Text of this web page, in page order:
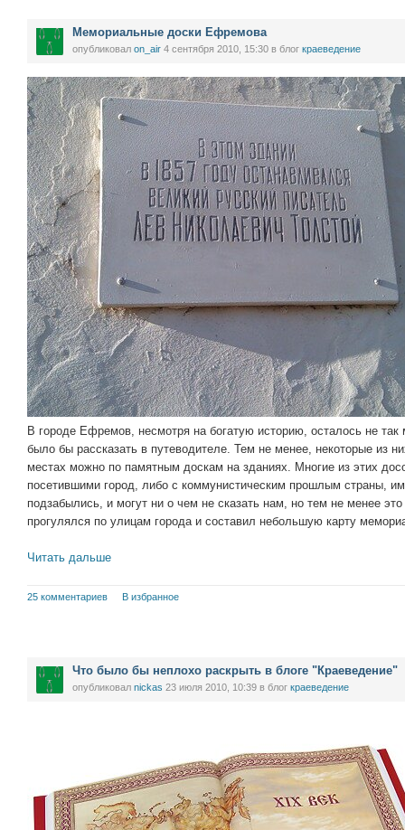
Мемориальные доски Ефремова
опубликовал on_air 4 сентября 2010, 15:30 в блог краеведение
В городе Ефремов, несмотря на богатую историю, осталось не
было бы рассказать в путеводителе. Тем не менее, некоторые из
местах можно по памятным доскам на зданиях. Многие из этих
посетившими город, либо с коммунистическим прошлым страны,
подзабылись, и могут ни о чем не сказать нам, но тем не менее
прогулялся по улицам города и составил небольшую карту
Читать дальше
25 комментариев В избранное
Что было бы неплохо раскрыть в блоге "Краеведение"
опубликовал nickas 23 июля 2010, 10:39 в блог краеведение